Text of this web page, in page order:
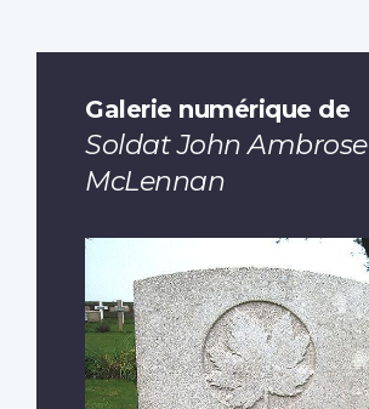
Galerie numérique de
Soldat John Ambrose
McLennan